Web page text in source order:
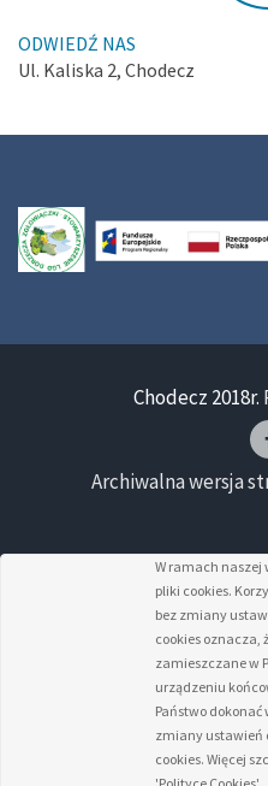
ODWIEDŹ NAS
Ul. Kaliska 2, Chodecz
Chodecz 2018r.
Archiwalna wersja
W ramach naszej
pliki cookies.
bez zmiany
cookies oznacza,
zamieszczane w
urządzeniu
Państwo
zmiany ustawień
cookies. Więcej